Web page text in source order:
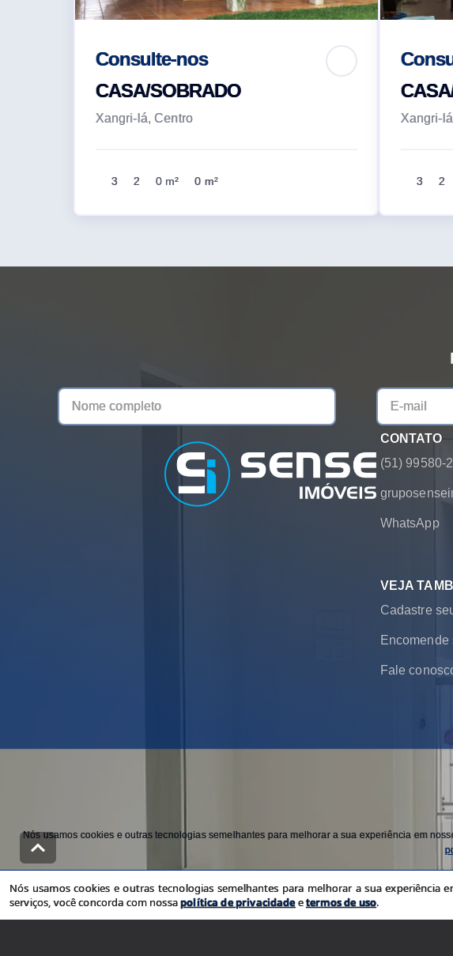
Consulte-nos
CASA/SOBRADO
Xangri-lá, Centro
3 2 0 m² 0 m²
Xangri-
3 2
CONTATO
(51) 99580-
WhatsApp
VEJA
Cadastre
Encomende
Fale
Nós usamos cookies e outras tecnologias semelhantes para melhorar a sua experiência em
Nós usamos cookies e outras tecnologias semelhantes para melhorar a sua
serviços, você concorda com nossapolítica de privacidadeetermos de uso.